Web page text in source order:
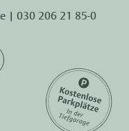
| 030 206 21 85-0